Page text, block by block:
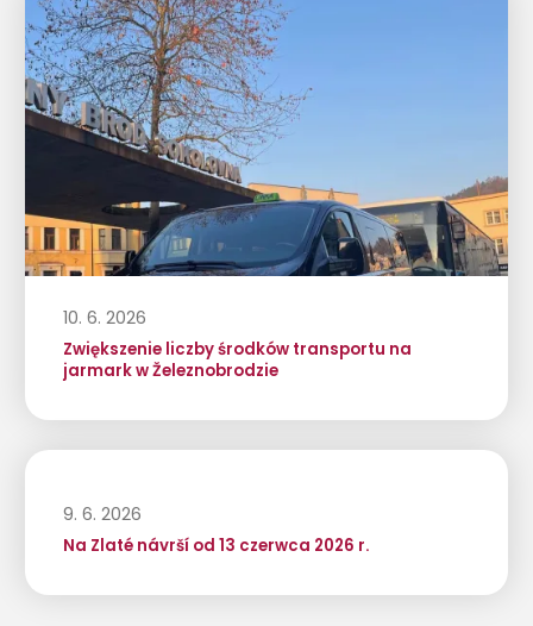
10. 6. 2026
Zwiększenie liczby środków transportu na
jarmark w Železnobrodzie
9. 6. 2026
Na Zlaté návrší od 13 czerwca 2026 r.